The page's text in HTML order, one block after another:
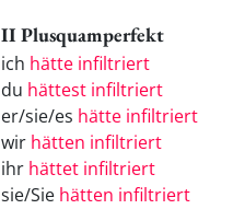
II Plusquamperfekt
ich hätte infiltriert
du hättest infiltriert
er/sie/es hätte infiltriert
wir hätten infiltriert
ihr hättet infiltriert
sie/Sie hätten infiltriert